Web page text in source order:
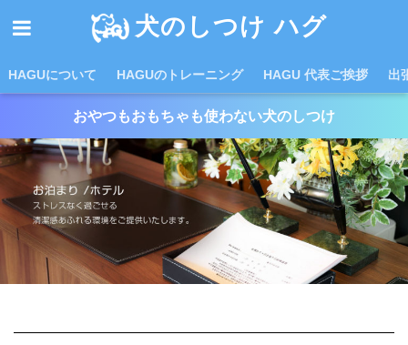
犬のしつけ ハグ
HAGUについて HAGUのトレーニング HAGU 代表ご挨拶 出
おやつもおもちゃも使わない犬のしつけ